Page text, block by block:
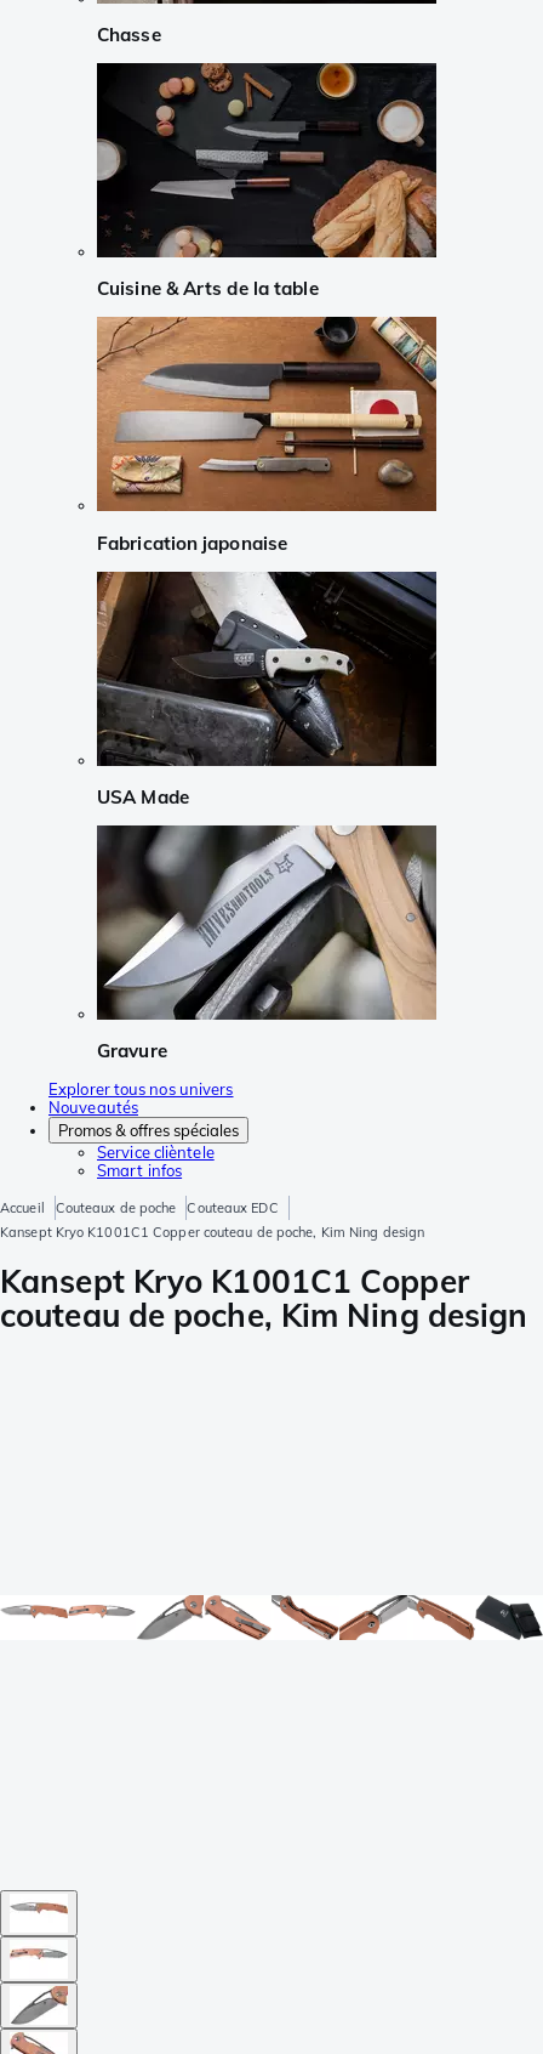
Chasse
Cuisine & Arts de la table
Fabrication japonaise
USA Made
Gravure
Explorer tous nos univers
Nouveautés
Promos & offres spéciales
Service clièntele
Smart infos
Accueil Couteaux de poche
Couteaux EDC
Kansept Kryo K1001C1 Copper couteau de poche, Kim Ning design
Kansept Kryo K1001C1 Copper
couteau de poche, Kim Ning design